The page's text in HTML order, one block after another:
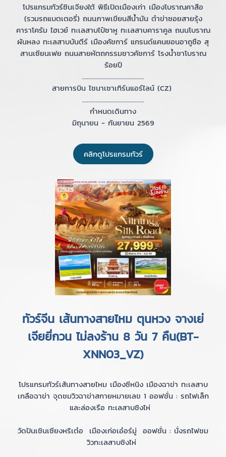
โปรแกรมทัวร์ซินเจียงใต้ พิธีเปิดเมืองเก่า เมืองโบราณคาสือ
(รวมรถแบตเตอรี่) ถนนภาพเขียนสีน้ำมัน ต๋าข่าซอยสายรุ้ง
คาราโครัม ไฮเวย์ ทะเลสาบไป๋ซาหู ทะเลสาบคาราคูล ถนนโบราณ
ผันหลง ทะเลสาบบันตีร์ เมืองคัชการ์ แกรนด์แคนยอนอาถูซือ สุ
สานเซียนเฟย ถนนสายหัตถกรรมชาวคัชการ์ โรงน้ำชาโบราณ
ร้อยปี
.........................................
สายการบิน ไชนาเซาเทิร์นแอร์ไลน์ (CZ)
.........................................
กำหนดเดินทาง
มิถุนายน - กันยายน 2569
คลิกดูโปรแกรมทัวร์
ทัวร์จีน เส้นทางสายไหม ตุนหวง จางเย่
เจียยี่กวน ไม่ลงร้าน 8 วัน 7 คืน(BT-
XNN03_VZ)
โปรแกรมทัวร์เส้นทางสายไหม เมืองซีหนิง เมืองฉาข่า ทะเลสาบ
เกลือฉาข่า จุดชมวิวฉาข่าสกายหมายเลข 1 ออฟชั่น : รถไฟเล็ก
และล่องเรือ ทะเลสาบชิงไห่
วัดปันเชินเซียงหริเต๋อ เมืองเก่อเอ๋อร์มู่ ออฟชั่น : นั่งรถไฟชม
วิวทะเลสาบชิงไห่